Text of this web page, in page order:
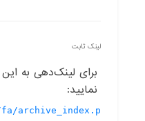
لینک ثابت
برای لینک‌دهی به این
نمایید:
archive_index.p